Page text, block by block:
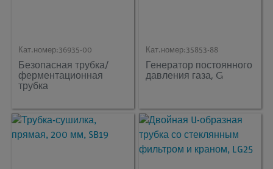
Кат.номер:36935-00
Безопасная трубка/
ферментационная
трубка
Кат.номер:35853-88
Генератор постоянного
давления газа, G